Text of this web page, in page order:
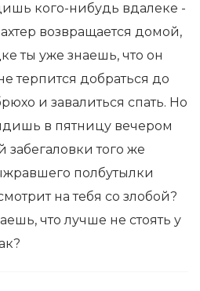
кого-нибудь вдалеке -
возвращается домой,
ты уже знаешь, что он
терпится добраться до
и завалиться спать. Но
в пятницу вечером
забегаловки того же
полбутылки
на тебя со злобой?
что лучше не стоять у